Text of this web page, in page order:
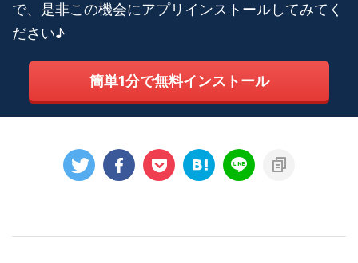
で、是非この機会にアプリインストールしてみてく
ださい♪
簡単1分で無料インストール